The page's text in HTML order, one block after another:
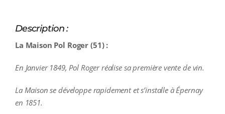
Description :
La Maison Pol Roger (51) :
En Janvier 1849, Pol Roger réalise sa première vente de vin.
La Maison se développe rapidement et s’installe à Épernay
en 1851.